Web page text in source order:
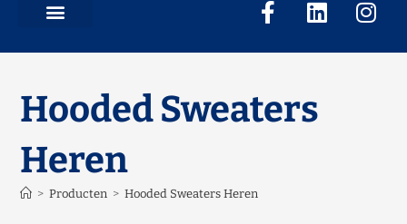
Hooded Sweaters
Heren
> Producten > Hooded Sweaters Heren